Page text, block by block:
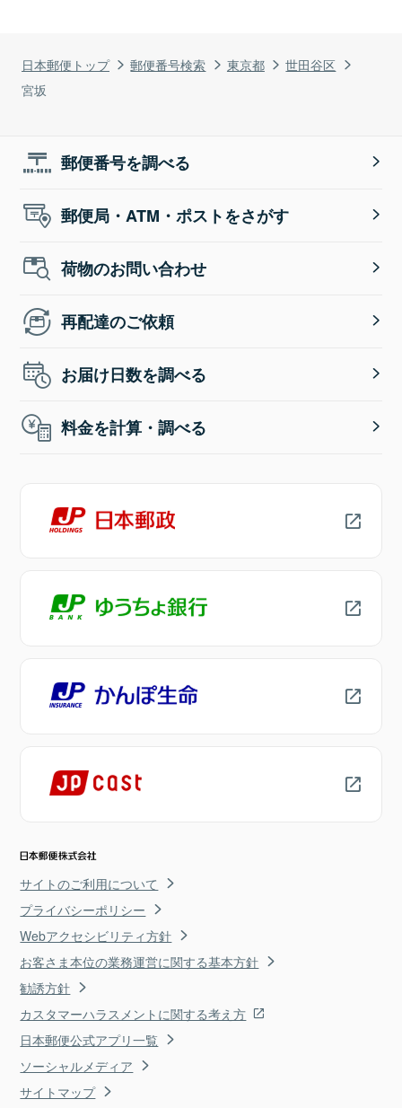
日本郵便トップ 郵便番号検索 東京都
世田谷区
宮坂
郵便番号を調べる
郵便局・ATM・ポストをさがす
荷物のお問い合わせ
再配達のご依頼
お届け日数を調べる
料金を計算・調べる
サイトのご利用について
プライバシーポリシー
Webアクセシビリティ方針
お客さま本位の業務運営に関する基本方針
勧誘方針
カスタマーハラスメントに関する考え方
日本郵便公式アプリ一覧
ソーシャルメディア
サイトマップ